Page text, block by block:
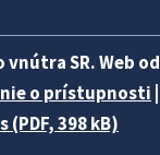
SR. Web od
o prístupnosti
398 kB)